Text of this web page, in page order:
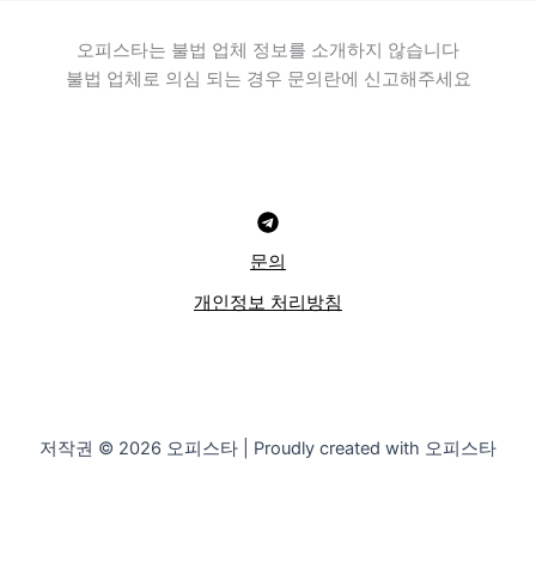
오피스타는 불법 업체 정보를 소개하지 않습니다
불법 업체로 의심 되는 경우 문의란에 신고해주세요
문의
개인정보 처리방침
저작권 © 2026 오피스타 | Proudly created with 오피스타